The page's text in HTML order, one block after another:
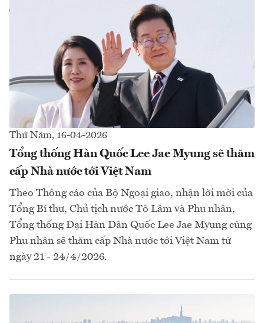
Thứ Năm, 16-04-2026
Tổng thống Hàn Quốc Lee Jae Myung sẽ thăm
cấp Nhà nước tới Việt Nam
Theo Thông cáo của Bộ Ngoại giao, nhận lời mời của
Tổng Bí thư, Chủ tịch nước Tô Lâm và Phu nhân,
Tổng thống Đại Hàn Dân Quốc Lee Jae Myung cùng
Phu nhân sẽ thăm cấp Nhà nước tới Việt Nam từ
ngày 21 - 24/4/2026.